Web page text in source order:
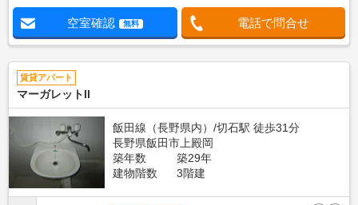
空室確認 無料 電話で問合せ
賃貸アパート
マーガレットII
飯田線（長野県内）/切石駅 徒歩31分
長野県飯田市上殿岡
築年数
築29年
建物階数
3階建